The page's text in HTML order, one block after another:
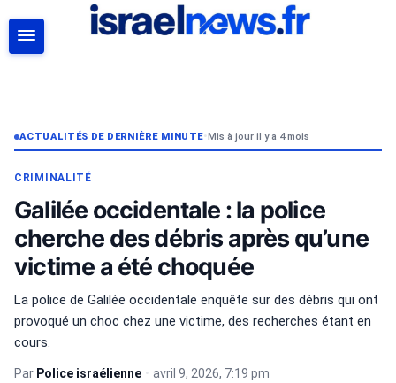
ACTUALITÉS DE DERNIÈRE MINUTE•Mis à jour il y a 4 mois
CRIMINALITÉ
Galilée occidentale : la police
cherche des débris après qu’une
victime a été choquée
La police de Galilée occidentale enquête sur des débris qui ont
provoqué un choc chez une victime, des recherches étant en
cours.
Par Police israélienne • avril 9, 2026, 7:19 pm